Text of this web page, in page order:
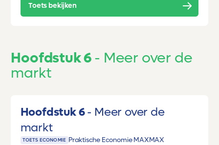
Toets bekijken
Hoofdstuk 6
Meer over de
markt
Hoofdstuk 6
Meer over de
markt
TOETS ECONOMIE Praktische Economie MAXMAX